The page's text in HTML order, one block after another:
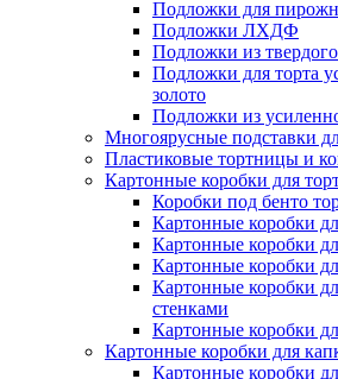
Подложки для
Подложки ЛХДФ
Подложки из
Подложки для торта
золото
Подложки из
Многоярусные подставки
Пластиковые тортницы и
Картонные коробки для
Коробки под бенто
Картонные коробки
Картонные коробки
Картонные коробки
Картонные коробки
стенками
Картонные коробки
Картонные коробки для
Картонные коробки